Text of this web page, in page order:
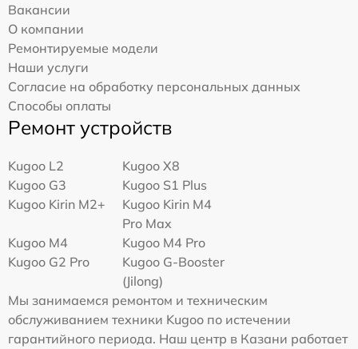
Вакансии
О компании
Ремонтируемые модели
Наши услуги
Согласие на обработку персональных данных
Способы оплаты
Ремонт устройств
Kugoo L2
Kugoo X8
Kugoo G3
Kugoo S1 Plus
Kugoo Kirin M2+
Kugoo Kirin M4
Pro Max
Kugoo M4
Kugoo M4 Pro
Kugoo G2 Pro
Kugoo G-Booster
(Jilong)
Мы занимаемся ремонтом и техническим
обслуживанием техники Kugoo по истечении
гарантийного периода. Наш центр в Казани работает